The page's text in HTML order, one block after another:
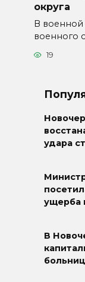
округа
В
военного
19
удара
ущерба
В